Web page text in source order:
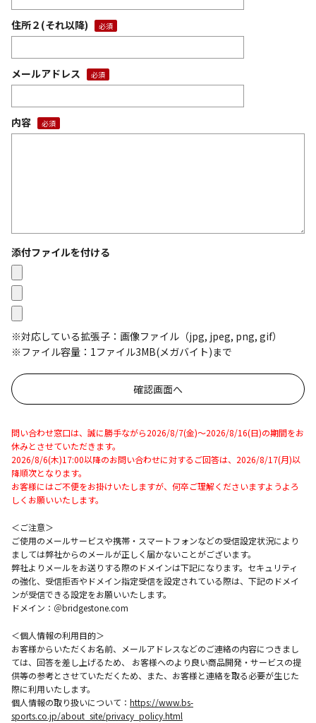
住所２(それ以降)
メールアドレス
内容
添付ファイルを付ける
※対応している拡張子：画像ファイル（jpg, jpeg, png, gif）
※ファイル容量：1ファイル3MB(メガバイト)まで
問い合わせ窓口は、誠に勝手ながら2026/8/7(金)～2026/8/16(日)の期間をお
休みとさせていただきます。
2026/8/6(木)17:00以降のお問い合わせに対するご回答は、2026/8/17(月)以
降順次となります。
お客様にはご不便をお掛けいたしますが、何卒ご理解くださいますようよろ
しくお願いいたします。
＜ご注意＞
ご使用のメールサービスや携帯・スマートフォンなどの受信設定状況により
ましては弊社からのメールが正しく届かないことがございます。
弊社よりメールをお送りする際のドメインは下記になります。セキュリティ
の強化、受信拒否やドメイン指定受信を設定されている際は、下記のドメイ
ンが受信できる設定をお願いいたします。
ドメイン：＠bridgestone.com
＜個人情報の利用目的＞
お客様からいただくお名前、メールアドレスなどのご連絡の内容につきまし
ては、回答を差し上げるため、 お客様へのより良い商品開発・サービスの提
供等の参考とさせていただくため、また、お客様と連絡を取る必要が生じた
際に利用いたします。
個人情報の取り扱いについて： https://www.bs-
sports.co.jp/about_site/privacy_policy.html